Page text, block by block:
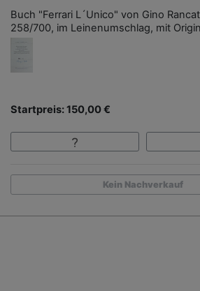
Buch "Ferrari L´Unico" von Gino
258/700, im Leinenumschlag, mit
Startpreis: 150,00 €
Kein Nachverkauf